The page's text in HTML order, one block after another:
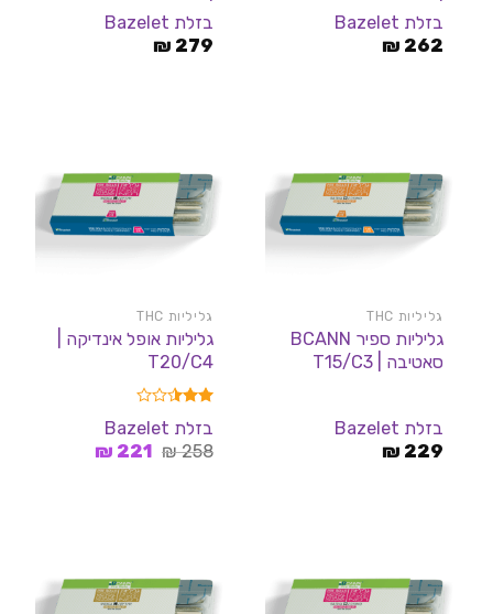
בזלת Bazelet
262
₪
בזלת Bazelet
279
₪
גליליות THC
גליליות ספיר BCANN
סאטיבה | T15/C3
בזלת Bazelet
229
₪
גליליות THC
גליליות אופל אינדיקה |
T20/C4
דורג
2.50
מתוך
בזלת Bazelet
258
₪ המחיר
221
₪המחיר